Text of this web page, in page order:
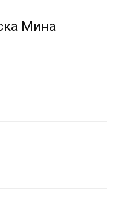
Мина